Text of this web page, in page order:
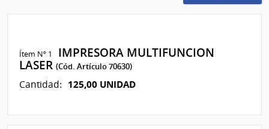
Ítem Nº 1
IMPRESORA MULTIFUNCION
LASER(Cód. Artículo 70630)
Cantidad: 125,00 UNIDAD